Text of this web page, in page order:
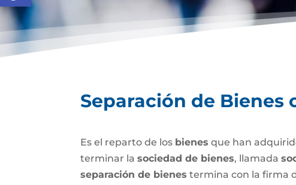
Separación de Bienes
Es el reparto de los bienes que han
terminar lasociedad de bienes, llamada
separación de bienes termina con la firma